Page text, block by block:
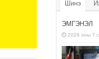
Шинэ
ЭМГЭНЭЛ
2026 оны 7